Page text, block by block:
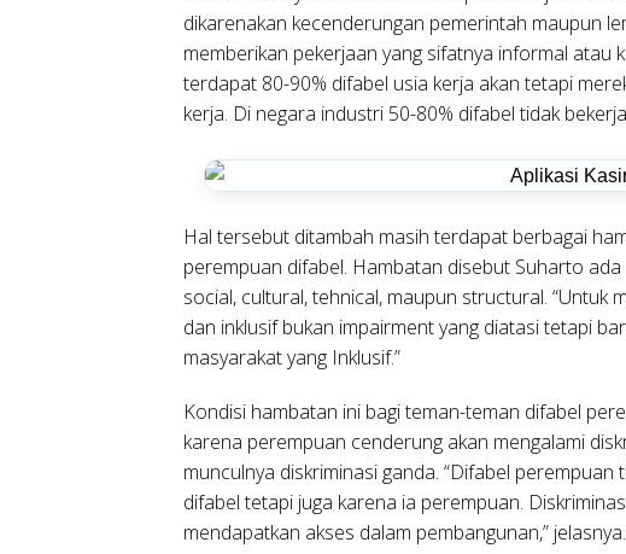
dikarenakan kecenderungan pemerintah maupun
memberikan pekerjaan yang sifatnya informal atau
terdapat 80-90% difabel usia kerja akan tetapi
kerja. Di negara industri 50-80% difabel tidak
Hal tersebut ditambah masih terdapat berbagai
perempuan difabel. Hambatan disebut Suharto
social, cultural, tehnical, maupun structural. “Untuk
dan inklusif bukan impairment yang diatasi tetapi
masyarakat yang Inklusif.”
Kondisi hambatan ini bagi teman-teman difabel
karena perempuan cenderung akan mengalami
munculnya diskriminasi ganda. “Difabel
difabel tetapi juga karena ia perempuan.
mendapatkan akses dalam pembangunan,” jelasnya.